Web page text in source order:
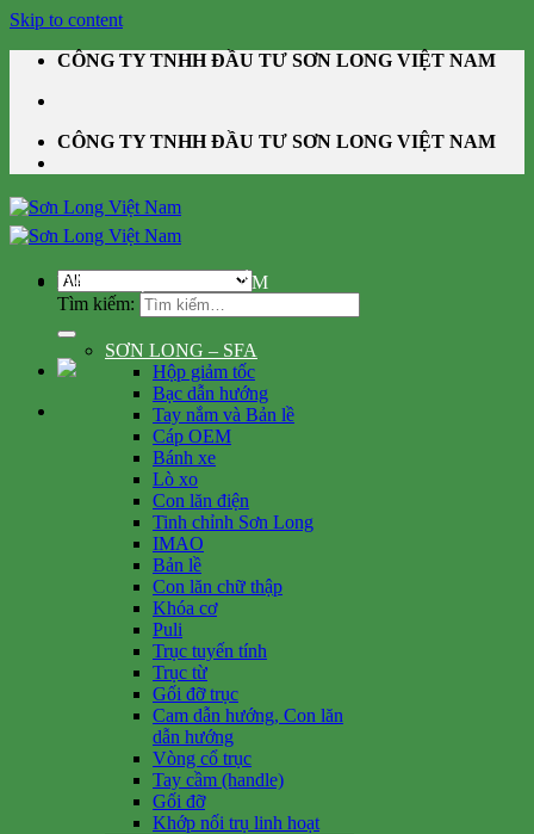
Skip to content
CÔNG TY TNHH ĐẦU TƯ SƠN LONG VIỆT NAM
CÔNG TY TNHH ĐẦU TƯ SƠN LONG VIỆT NAM
Tìm kiếm:
DANH MỤC SẢN PHẨM
SƠN LONG – SFA
Hộp giảm tốc
Bạc dẫn hướng
Tay nắm và Bản lề
Cáp OEM
Bánh xe
Lò xo
Con lăn điện
Tinh chỉnh Sơn Long
IMAO
Bản lề
Con lăn chữ thập
Khóa cơ
Puli
Trục tuyến tính
Trục từ
Gối đỡ trục
Cam dẫn hướng, Con lăn
dẫn hướng
Vòng cổ trục
Tay cầm (handle)
Gối đỡ
Khớp nối trụ linh hoạt